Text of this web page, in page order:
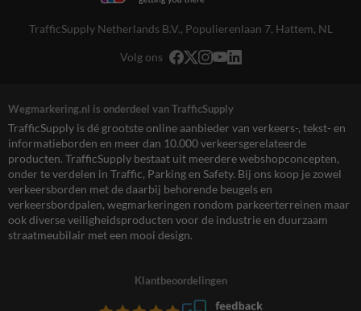
TrafficSupply Netherlands B.V., Populierenlaan 7, Hattem, NL
Volg ons
Wegmarkering.nl is onderdeel van TrafficSupply
TrafficSupply is dé grootste online aanbieder van verkeers-, tekst- en
informatieborden en meer dan 10.000 verkeersgerelateerde
producten. TrafficSupply bestaat uit meerdere webshopconcepten,
onder te verdelen in Traffic, Parking en Safety. Bij ons koop je zowel
verkeersborden met de daarbij behorende beugels en
verkeersbordpalen, wegmarkeringen rondom parkeerterreinen maar
ook diverse veiligheidsproducten voor de industrie en duurzaam
straatmeubilair met een mooi design.
Klantbeoordelingen